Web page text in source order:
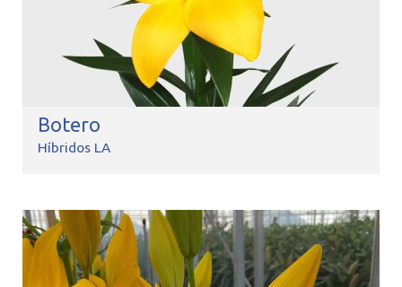
Botero
Híbridos LA